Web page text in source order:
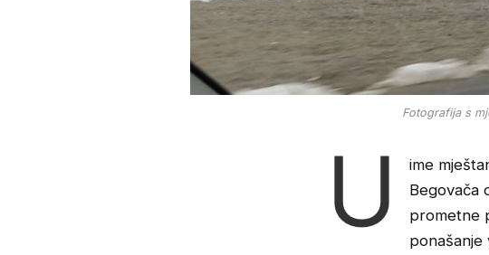
Fotografija s
U
ime
Begovača
prometne